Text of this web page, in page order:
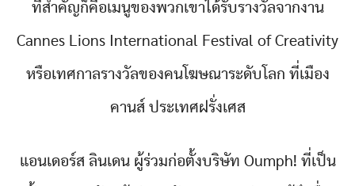
ที่สำคัญก็คือเมนูของพวกเขาได้รับรางวัลจากงาน
Cannes Lions International Festival of Creativity
หรือเทศกาลรางวัลของคนโฆษณาระดับโลก ที่เมือง
คานส์ ประเทศฝรั่งเศส
แอนเดอร์ส ลินเดน ผู้ร่วมก่อตั้งบริษัท Oumph! ที่เป็น